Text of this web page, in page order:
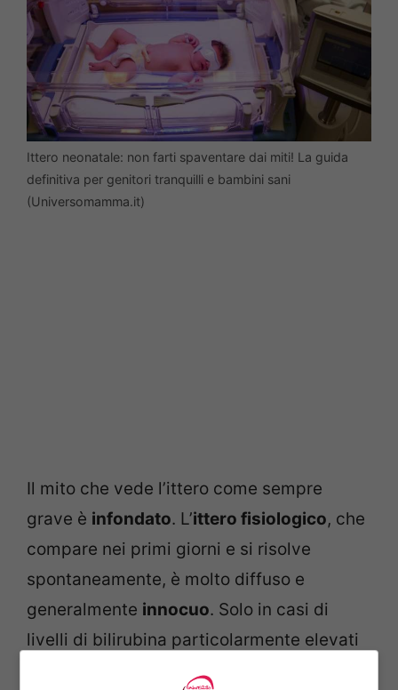
Ittero neonatale: non farti spaventare dai miti! La guida
definitiva per genitori tranquilli e bambini sani
(Universomamma.it)
Il mito che vede l’ittero come sempre
grave è infondato. L’ittero fisiologico, che
compare nei primi giorni e si risolve
spontaneamente, è molto diffuso e
generalmente innocuo. Solo in casi di
livelli di bilirubina particolarmente elevati
è necessario intervenire con